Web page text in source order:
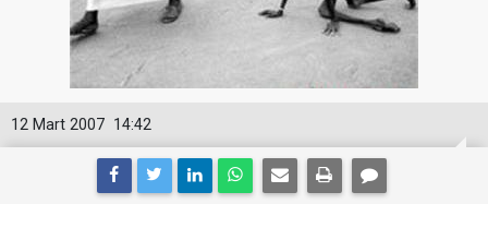
14:42
12 Mart 2007